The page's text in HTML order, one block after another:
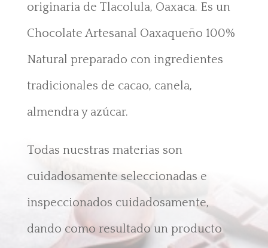
originaria de Tlacolula, Oaxaca. Es un
Chocolate Artesanal Oaxaqueño 100%
Natural preparado con ingredientes
tradicionales de cacao, canela,
almendra y azúcar.
Todas nuestras materias son
cuidadosamente seleccionadas e
inspeccionados cuidadosamente,
dando como resultado un producto